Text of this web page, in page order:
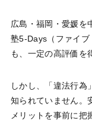
広島・福岡・愛媛を
塾5-Days（ファイ
も、一定の高評価を
しかし、「違法行為
知られていません。
メリットを事前に把